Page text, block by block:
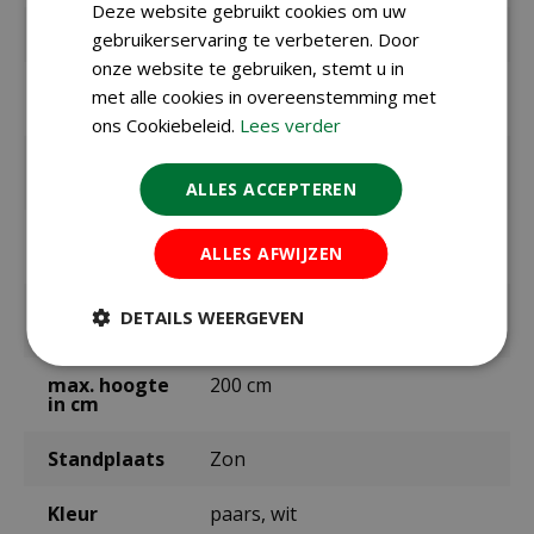
Inhoud 0,4 gram
Zaaien onder
glas / binnen
maart t/m mei
juni t/m september
Kiemduur in ca. 40 dagen
Zaaitemperat ca. 19ºC
max. hoogte
in cm
200 cm
Standplaats Zon
Kleur paars, wit
Deze website gebruikt cookies om uw
gebruikerservaring te verbeteren. Door
onze website te gebruiken, stemt u in
met alle cookies in overeenstemming met
ons Cookiebeleid. Lees verder
ALLES ACCEPTEREN
ALLES AFWIJZEN
DETAILS WEERGEVEN